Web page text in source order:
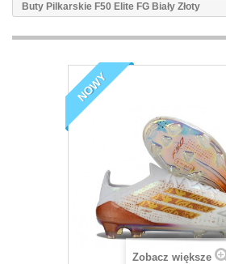
Buty Pilkarskie F50 Elite FG Biały Złoty
NOWY
Zobacz większe